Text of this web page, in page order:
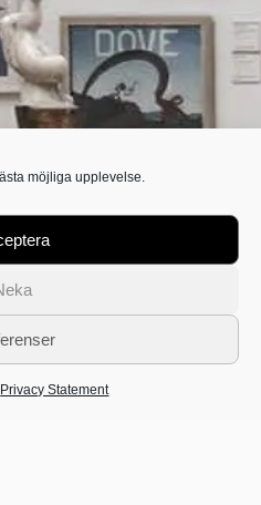
möjliga upplevelse.
Privacy Statement